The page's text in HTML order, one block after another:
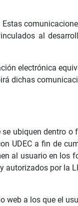
al
electrónica
dichas
ubiquen dentro
UDEC a fin de
al usuario en los
autorizados por la
web a los que el